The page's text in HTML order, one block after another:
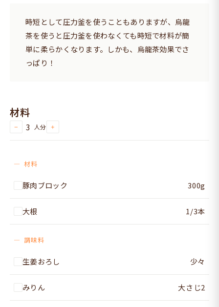
時短として圧力釜を使うこともありますが、烏龍
茶を使うと圧力釜を使わなくても時短で材料が簡
単に柔らかくなります。しかも、烏龍茶効果でさ
っぱり！
材料
− 3 人分 +
材料
豚肉ブロック 300g
大根 1/3本
調味料
生姜おろし 少々
みりん 大さじ2